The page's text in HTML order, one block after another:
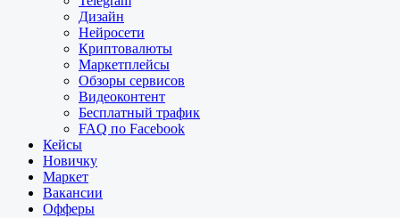
Дизайн
Нейросети
Криптовалюты
Маркетплейсы
Обзоры сервисов
Видеоконтент
Бесплатный трафик
FAQ по Facebook
Кейсы
Новичку
Маркет
Вакансии
Офферы